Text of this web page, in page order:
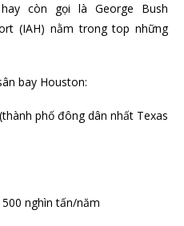
còn gọi là George Bush
(IAH) nằm trong top những
bay Houston:
phố đông dân nhất Texas
nghìn tấn/năm